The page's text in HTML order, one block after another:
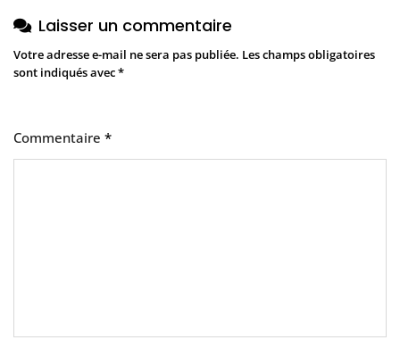
Laisser un commentaire
Votre adresse e-mail ne sera pas publiée. Les champs obligatoires
sont indiqués avec*
Commentaire *